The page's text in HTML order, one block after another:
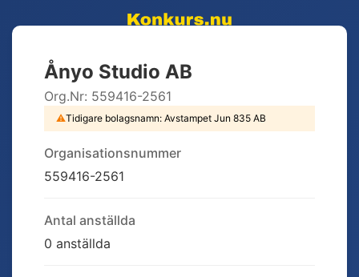
Ånyo Studio AB
Org.Nr: 559416-2561
⚠Tidigare bolagsnamn: Avstampet Jun 835 AB
Organisationsnummer
559416-2561
Antal anställda
0 anställda